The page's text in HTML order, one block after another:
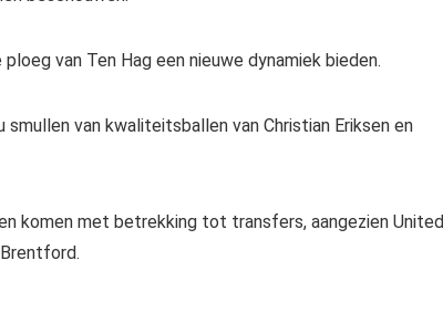
van Ten Hag een nieuwe dynamiek bieden.
van kwaliteitsballen van Christian Eriksen en
komen met betrekking tot transfers, aangezien United